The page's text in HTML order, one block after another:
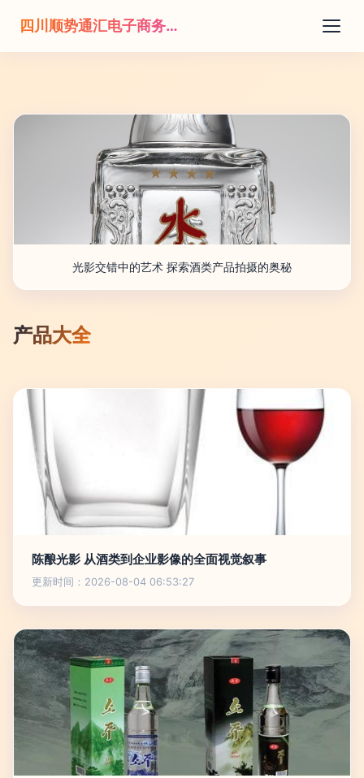
四川顺势通汇电子商务有限公司
光影交错中的艺术 探索酒类产品拍摄的奥秘
产品大全
陈酿光影 从酒类到企业影像的全面视觉叙事
更新时间：2026-08-04 06:53:27